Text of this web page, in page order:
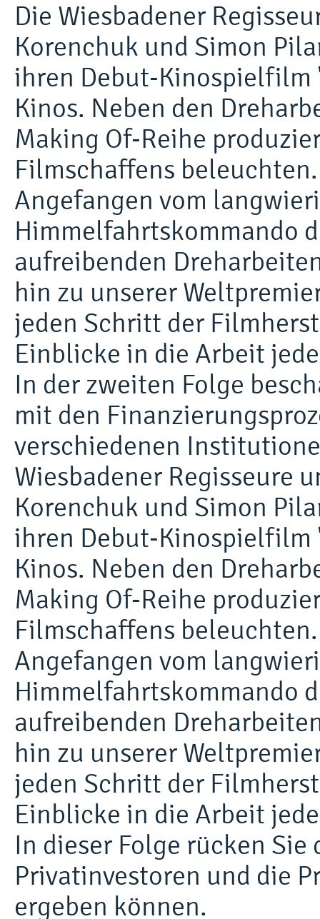
Die Wiesbadener
Korenchuk und Simon
ihren Debut-Kinospielfilm
Kinos. Neben den
Making Of-Reihe
Filmschaffens beleuchten.
Angefangen vom
Himmelfahrtskommando
aufreibenden
hin zu unserer
jeden Schritt der
Einblicke in die Arbeit
In der zweiten Folge
mit den
verschiedenen
Wiesbadener Regisseure
Korenchuk und Simon
ihren Debut-Kinospielfilm
Kinos. Neben den
Making Of-Reihe
Filmschaffens beleuchten.
Angefangen vom
Himmelfahrtskommando
aufreibenden
hin zu unserer
jeden Schritt der
Einblicke in die Arbeit
In dieser Folge rücken Sie
Privatinvestoren und die
ergeben können.